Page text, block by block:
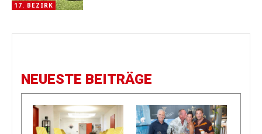
17. BEZIRK
NEUESTE BEITRÄGE